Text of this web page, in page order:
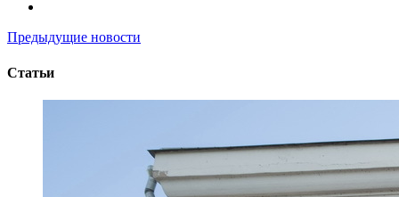
Предыдущие новости
Статьи